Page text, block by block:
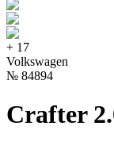
+ 17
Volkswagen
№ 84894
Crafter